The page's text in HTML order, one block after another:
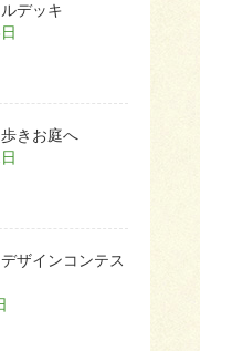
デッキ
きお庭へ
ザインコンテス